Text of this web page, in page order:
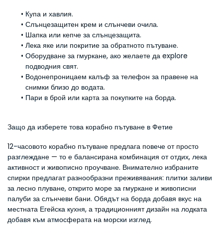
Купа и хавлия.
Слънцезащитен крем и слънчеви очила.
Шапка или кепче за слънцезащита.
Лека яке или покритие за обратното пътуване.
Оборудване за гмуркане, ако желаете да explore
подводния свят.
Водонепроницаем калъф за телефон за правене на
снимки близо до водата.
Пари в брой или карта за покупките на борда.
Защо да изберете това корабно пътуване в Фетие
12-часовото корабно пътуване предлага повече от просто
разглеждане — то е балансирана комбинация от отдих, лека
активност и живописно проучване. Внимателно избраните
спирки предлагат разнообразни преживявания: плитки заливи
за лесно плуване, открито море за гмуркане и живописни
палуби за слънчеви бани. Обядът на борда добавя вкус на
местната Егейска кухня, а традиционният дизайн на лодката
добавя към атмосферата на морски изглед.